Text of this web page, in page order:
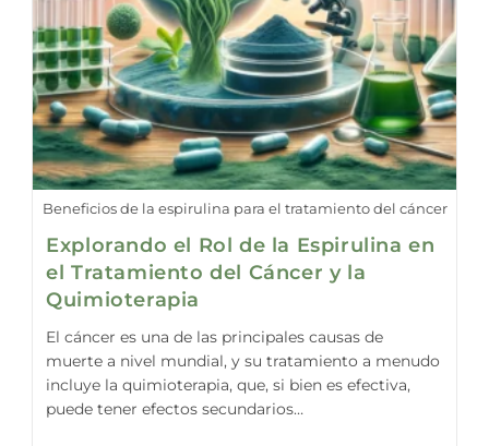
Beneficios de la espirulina para el tratamiento del cáncer
Explorando el Rol de la Espirulina en
el Tratamiento del Cáncer y la
Quimioterapia
El cáncer es una de las principales causas de
muerte a nivel mundial, y su tratamiento a menudo
incluye la quimioterapia, que, si bien es efectiva,
puede tener efectos secundarios…